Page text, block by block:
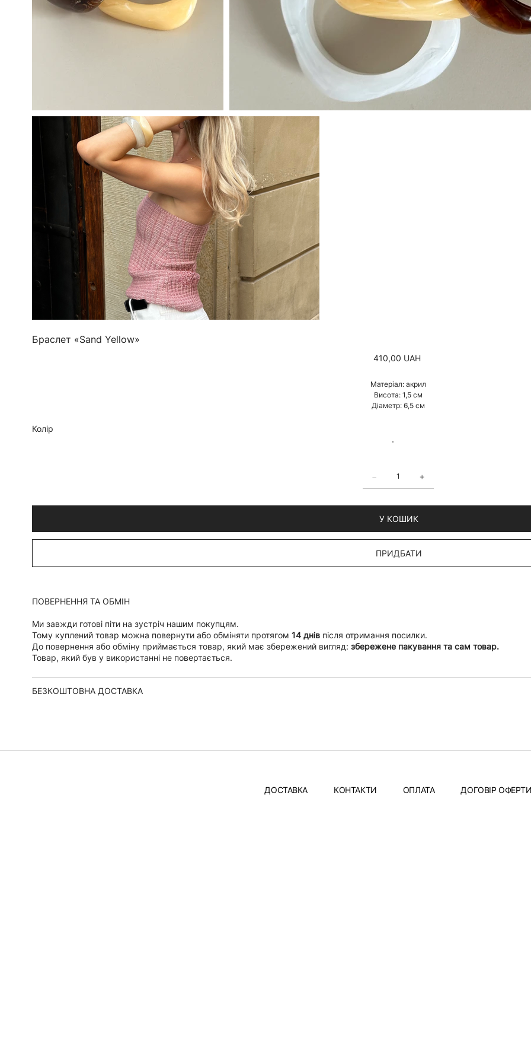
Браслет «Sand Yellow»
Ціна
410,00 UAH
Матеріал: акрил
Висота: 1,5 см
Діаметр: 6,5 см
Колір
У КОШИК
ПРИДБАТИ
ПОВЕРНЕННЯ ТА ОБМІН
Ми завжди готові піти на зустріч нашим покупцям.
Тому куплений товар можна повернути або обміняти протягом 14 днівпісля отримання посилки.
До повернення або обміну приймається товар, який має збережений вигляд: збережене пакування та сам товар.
Товар, який був у використанні не повертається.
БЕЗКОШТОВНА ДОСТАВКА
ДОСТАВКА КОНТАКТИ ОПЛАТА ДОГОВІР